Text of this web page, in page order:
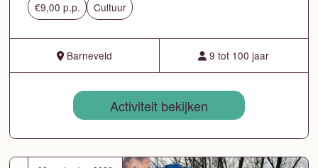
€9,00 p.p. Cultuur
Barneveld 9 tot 100 jaar
Activiteit bekijken